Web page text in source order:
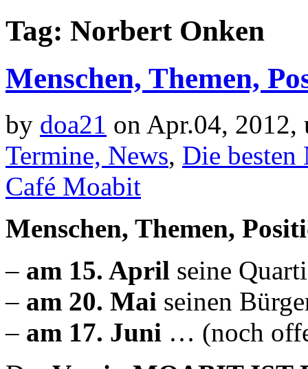
Tag: Norbert Onken
Menschen, Themen,
by doa21 on Apr.04, 2012,
Termine, News, Die besten
Café Moabit
Menschen, Themen,
– am 15. April seine
– am 20. Mai seinen
– am 17. Juni … (noch